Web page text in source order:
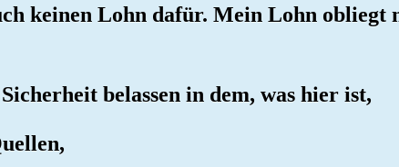
keinen Lohn dafür. Mein Lohn
belassen in dem, was hier ist,